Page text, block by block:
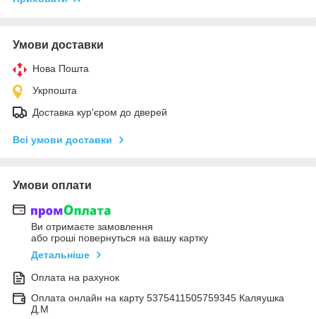
Умови доставки
Нова Пошта
Укрпошта
Доставка кур'єром до дверей
Всі умови доставки
Умови оплати
Ви отримаєте замовлення
або гроші повернуться на вашу картку
Детальніше
Оплата на рахунок
Оплата онлайн на карту 5375411505759345 Каляушка
Д.М